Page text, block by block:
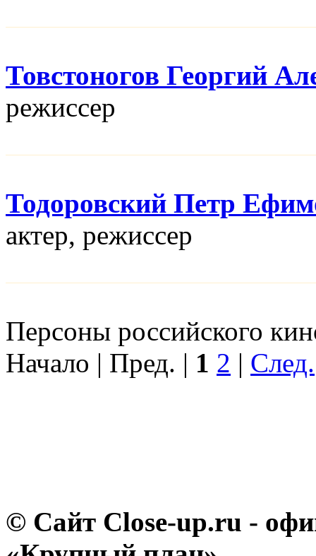
Товстоногов Георгий
режисcер
Тодоровский Петр
актер, режисcер
Персоны российского
Начало | Пред. | 1 2 | След.
© Сайт Close-up.ru -